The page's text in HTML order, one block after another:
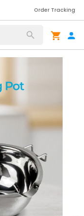
Order Tracking